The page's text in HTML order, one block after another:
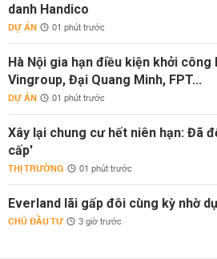
danh Handico
DỰ ÁN 01 phút trước
Hà Nội gia hạn điều kiện khởi
Vingroup, Đại Quang Minh, FPT...
DỰ ÁN 01 phút trước
Xây lại chung cư hết niên hạn: Đã
cấp'
THỊ TRƯỜNG 01 phút trước
Everland lãi gấp đôi cùng kỳ nhờ
CHỦ ĐẦU TƯ 3 giờ trước